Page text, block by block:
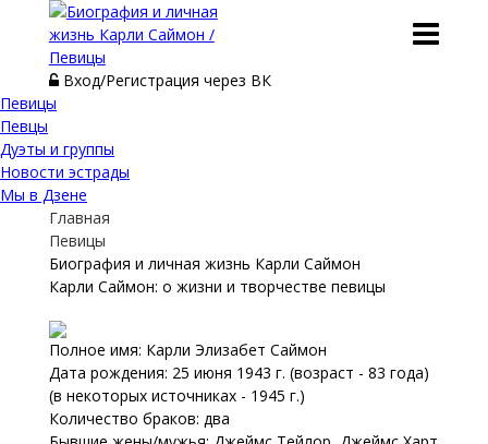
Вход/Регистрация через ВК
Певицы
Певцы
Дуэты и группы
Новости эстрады
Мы в Дзене
Главная
Певицы
Биография и личная жизнь Карли Саймон
Карли Саймон: о жизни и творчестве певицы
Полное имя: Карли Элизабет Саймон
Дата рождения: 25 июня 1943 г. (возраст - 83 года)
(в некоторых источниках - 1945 г.)
Количество браков: два